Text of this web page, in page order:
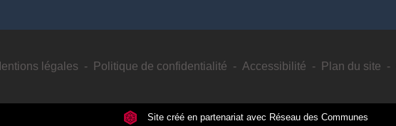
légales - Politique de confidentialité - Accessibilité - Plan du site -
Site créé en partenariat avec Réseau des Communes